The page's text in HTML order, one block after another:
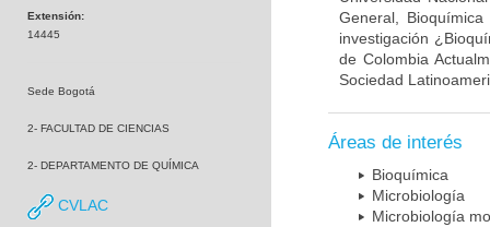
Extensión:
14445
Sede Bogotá
2- FACULTAD DE CIENCIAS
2- DEPARTAMENTO DE QUÍMICA
CVLAC
General,
investigación
de Colombia
Sociedad
Áreas de interés
Bioquímica
Microbiología
Microbiología